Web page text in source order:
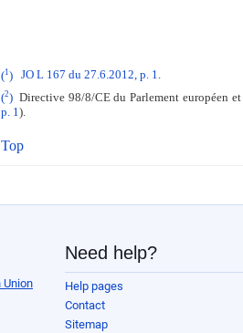
(1 ) JO L 167 du 27.6.2012, p. 1.
(2)Directive 98/8/CE du Parlement européen
p. 1).
Top
Union
Need help?
Help pages
Contact
Sitemap